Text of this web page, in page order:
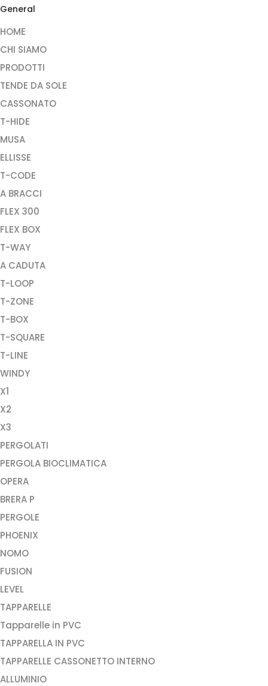
General
HOME
CHI SIAMO
PRODOTTI
TENDE DA SOLE
CASSONATO
T-HIDE
MUSA
ELLISSE
T-CODE
A BRACCI
FLEX 300
FLEX BOX
T-WAY
A CADUTA
T-LOOP
T-ZONE
T-BOX
T-SQUARE
T-LINE
WINDY
X1
X2
X3
PERGOLATI
PERGOLA BIOCLIMATICA
OPERA
BRERA P
PERGOLE
PHOENIX
NOMO
FUSION
LEVEL
TAPPARELLE
Tapparelle in PVC
TAPPARELLA IN PVC
TAPPARELLE CASSONETTO INTERNO
ALLUMINIO